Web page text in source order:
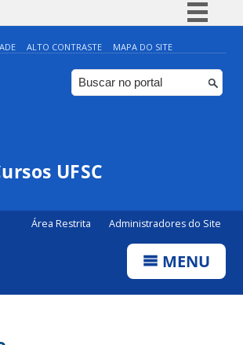
Simplifique!
Comunica BR
Participe
ALTO CONTRASTE MAPA DO SITE
UFSC
Área Restrita Administradores do Site
MENU